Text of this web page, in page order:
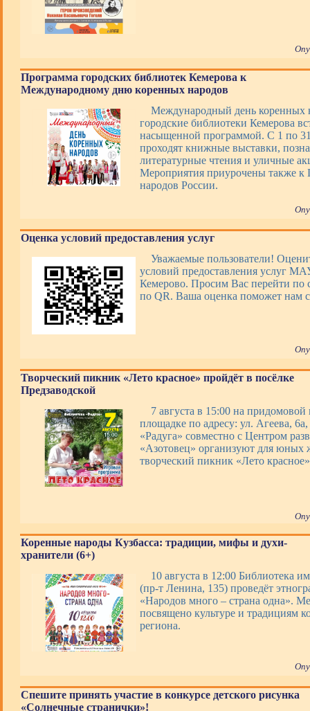
Программа городских библиотек Кемерова к
Международному дню коренных народов
Международный день коренных
городские библиотеки Кемерова
насыщенной программой. С 1 по 31
проходят книжные выставки,
литературные чтения и уличные
Мероприятия приурочены также к
народов России.
Оценка условий предоставления услуг
Уважаемые пользователи!
условий предоставления услуг
Кемерово. Просим Вас перейти по
по QR. Ваша оценка поможет нам
Творческий пикник «Лето красное» пройдёт в посёлке
Предзаводской
7 августа в 15:00 на придомовой
площадке по адресу: ул. Агеева,
«Радуга» совместно с Центром
«Азотовец» организуют для юных
творческий пикник «Лето
Коренные народы Кузбасса: традиции, мифы и духи-
хранители (6+)
10 августа в 12:00 Библиотека
(пр-т Ленина, 135) проведёт
«Народов много – страна одна».
посвящено культуре и традициям
региона.
Спешите принять участие в конкурсе детского рисунка
«Солнечные странички»!